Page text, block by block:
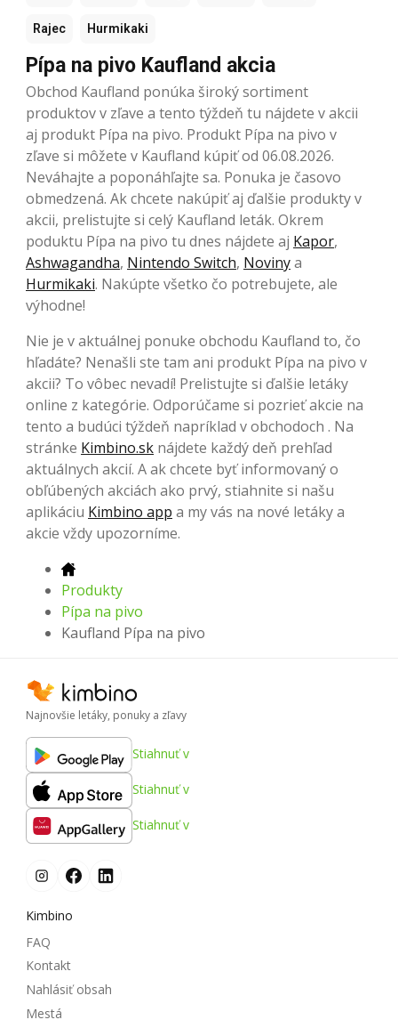
Rajec Hurmikaki
Pípa na pivo Kaufland akcia
Obchod Kaufland ponúka široký sortiment
produktov v zľave a tento týždeň tu nájdete v akcii
aj produkt Pípa na pivo. Produkt Pípa na pivo v
zľave si môžete v Kaufland kúpiť od 06.08.2026.
Neváhajte a poponáhľajte sa. Ponuka je časovo
obmedzená. Ak chcete nakúpiť aj ďalšie produkty v
akcii, prelistujte si celý Kaufland leták. Okrem
poduktu Pípa na pivo tu dnes nájdete aj Kapor,
Ashwagandha, Nintendo Switch, Novinya
Hurmikaki. Nakúpte všetko čo potrebujete, ale
výhodne!
Nie je v aktuálnej ponuke obchodu Kaufland to, čo
hľadáte? Nenašli ste tam ani produkt Pípa na pivo v
akcii? To vôbec nevadí! Prelistujte si ďalšie letáky
online z kategórie. Odporúčame si pozrieť akcie na
tento a budúci týždeň napríklad v obchodoch . Na
stránke Kimbino.sk nájdete každý deň prehľad
aktuálnych akcií. A ak chcete byť informovaný o
obľúbených akciách ako prvý, stiahnite si našu
aplikáciu Kimbino app a my vás na nové letáky a
akcie vždy upozorníme.
Produkty
Pípa na pivo
Kaufland Pípa na pivo
Najnovšie letáky, ponuky a zľavy
Stiahnuť v
Stiahnuť v
Stiahnuť v
Kimbino
FAQ
Kontakt
Nahlásiť obsah
Mestá